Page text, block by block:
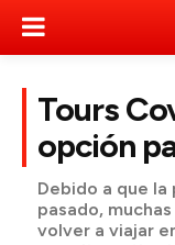
Tours
opción
Debido a que la
pasado,
volver a viajar